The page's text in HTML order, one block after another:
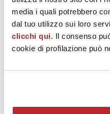
media i quali potrebbero
dal tuo utilizzo sui loro
clicchi qui. Il consenso
cookie di profilazione può
grès porcellanato
Nordic Stone
Svezia
30x60 cm